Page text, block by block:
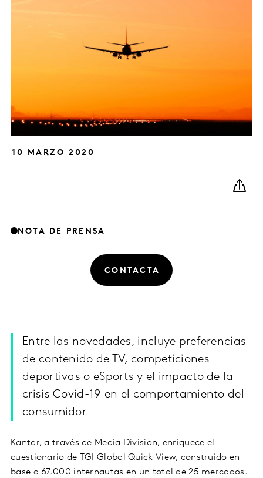
10 MARZO 2020
NOTA DE PRENSA
CONTACTA
Entre las novedades, incluye preferencias
de contenido de TV, competiciones
deportivas o eSports y el impacto de la
crisis Covid-19 en el comportamiento del
consumidor
Kantar, a través de Media Division, enriquece el
cuestionario de TGI Global Quick View, construido en
base a 67.000 internautas en un total de 25 mercados.